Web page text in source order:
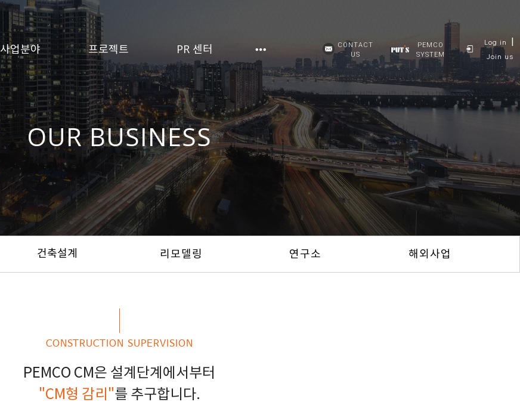
사업분야 프로젝트 PR 센터
CONTACT
US
PEMCO
SYSTEM
Log in |
Join us
OUR BUSINESS
건축설계 리모델링 연구소 해외사업
CONSTRUCTION SUPERVISION
PEMCO CM은 설계단계에서부터
"CM형 감리"를 추구합니다.